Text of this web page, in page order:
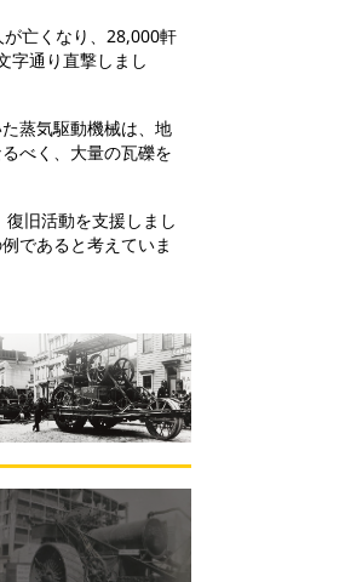
亡くなり、28,000軒
字通り直撃しまし
蒸気駆動機械は、地
べく、大量の瓦礫を
旧活動を支援しまし
であると考えていま